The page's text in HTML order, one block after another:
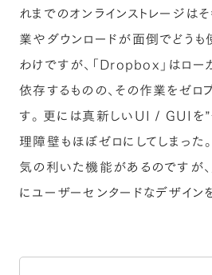
れまでのオンラインストレージは
業やダウンロードが面倒でどう
わけですが、「Dropbox」はロ
依存するものの、その作業をゼロ
す。更には真新しいUI / GUIを”
理障壁もほぼゼロにしてしまった
気の利いた機能があるのですが
にユーザーセンタードなデザイン